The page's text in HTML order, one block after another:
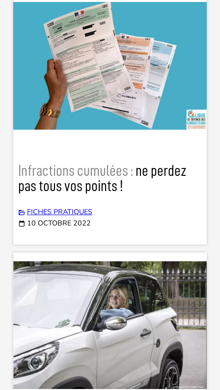
Infractions cumulées : ne perdez
pas tous vos points !
FICHES PRATIQUES
10 OCTOBRE 2022